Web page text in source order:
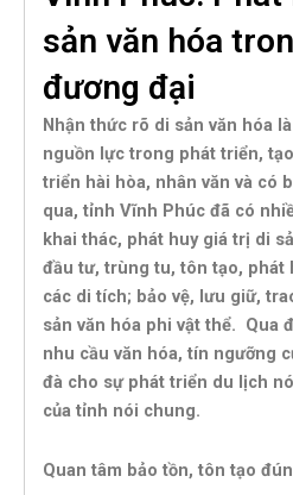
sản văn hóa
đương đại
Nhận thức rõ di sản văn hóa
nguồn lực trong phát triển,
triển hài hòa, nhân văn và có
qua, tỉnh Vĩnh Phúc đã có
khai thác, phát huy giá trị di
đầu tư, trùng tu, tôn tạo, phát
các di tích; bảo vệ, lưu giữ,
sản văn hóa phi vật thể. Qua
nhu cầu văn hóa, tín ngưỡng
đà cho sự phát triển du lịch
của tỉnh nói chung.
Quan tâm bảo tồn, tôn tạo